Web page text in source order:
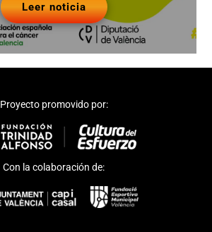
Leer noticia
Proyecto promovido por:
Con la colaboración de: